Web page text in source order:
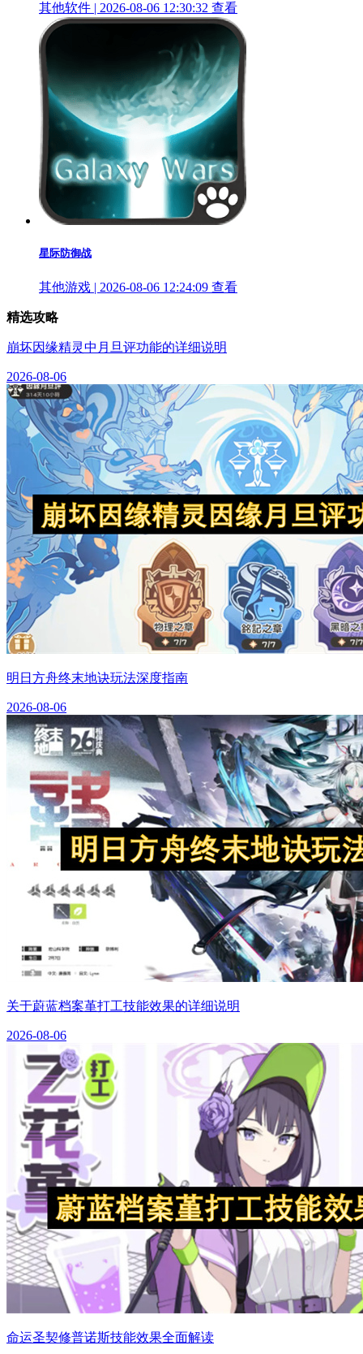
其他软件 | 2026-08-06 12:30:32 查看
星际防御战
其他游戏 | 2026-08-06 12:24:09 查看
精选攻略
崩坏因缘精灵中月旦评功能的详细说明
2026-08-06
明日方舟终末地诀玩法深度指南
2026-08-06
关于蔚蓝档案堇打工技能效果的详细说明
2026-08-06
命运圣契修普诺斯技能效果全面解读